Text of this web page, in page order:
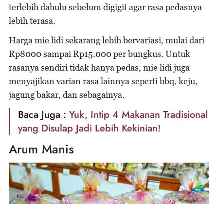
terlebih dahulu sebelum digigit agar rasa pedasnya
lebih terasa.
Harga mie lidi sekarang lebih bervariasi, mulai dari
Rp8000 sampai Rp15.000 per bungkus. Untuk
rasanya sendiri tidak hanya pedas, mie lidi juga
menyajikan varian rasa lainnya seperti bbq, keju,
jagung bakar, dan sebagainya.
Baca Juga : Yuk, Intip 4 Makanan Tradisional
yang Disulap Jadi Lebih Kekinian!
Arum Manis